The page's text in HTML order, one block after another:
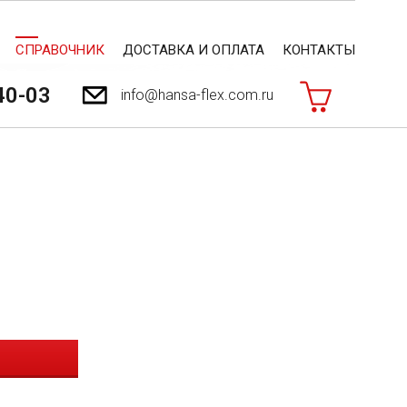
03 info@hansa-flex.com.ru
СПРАВОЧНИК ДОСТАВКА И ОПЛАТА КОНТАКТЫ